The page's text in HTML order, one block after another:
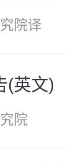
院译
(英文)
院